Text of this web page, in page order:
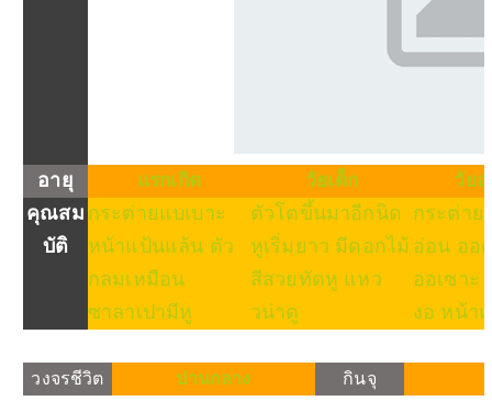
อายุ แรกเกิด วัยเด็ก วัย
คุณสม
บัติ
กระต่ายแบเบาะ
หน้าแป้นแล้น ตัว
กลมเหมือน
ซาลาเปามีหู
ตัวโตขึ้นมาอีกนิด
หูเริ่มยาว มีดอกไม้
สีสวยทัดหู แหว
วน่าดู
กระต่าย
อ่อน ออ
ออเซาะ
งอ หน้า
วงจรชีวิต ปานกลาง กินจุ